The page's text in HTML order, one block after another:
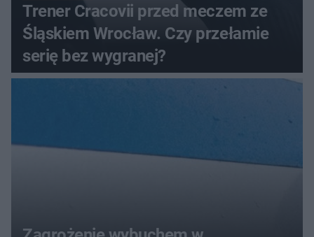
Trener Cracovii przed meczem ze
Śląskiem Wrocław. Czy przełamie
serię bez wygranej?